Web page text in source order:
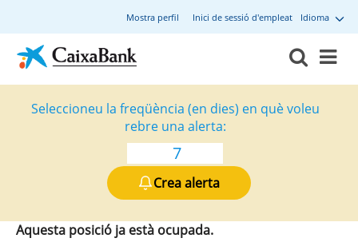
Idioma
Mostra perfil Inici de sessió d'empleat
Seleccioneu la freqüència (en dies) en què voleu
rebre una alerta:
Crea alerta
Aquesta posició ja està ocupada.